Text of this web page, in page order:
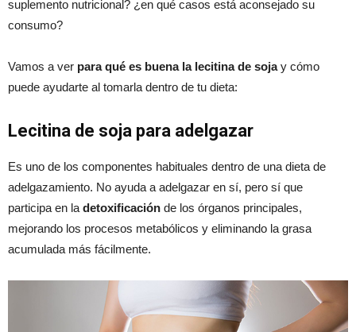
suplemento nutricional? ¿en qué casos está aconsejado su
consumo?
Vamos a ver para qué es buena la lecitina de sojay cómo
puede ayudarte al tomarla dentro de tu dieta:
Lecitina de soja para adelgazar
Es uno de los componentes habituales dentro de una dieta de
adelgazamiento. No ayuda a adelgazar en sí, pero sí que
participa en la detoxificación de los órganos principales,
mejorando los procesos metabólicos y eliminando la grasa
acumulada más fácilmente.